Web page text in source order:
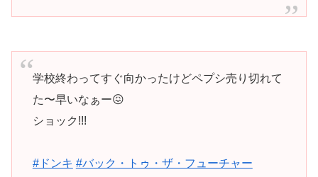
学校終わってすぐ向かったけどペプシ売り切れて
た〜早いなぁー😖
ショック!!!
#ドンキ #バック・トゥ・ザ・フューチャー